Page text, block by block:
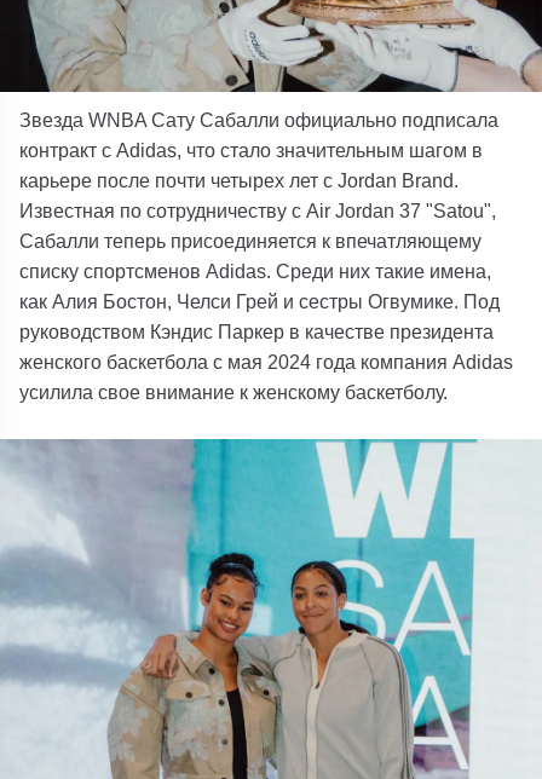
Звезда WNBA Сату Сабалли официально подписала
контракт с Adidas, что стало значительным шагом в
карьере после почти четырех лет с Jordan Brand.
Известная по сотрудничеству с Air Jordan 37 "Satou",
Сабалли теперь присоединяется к впечатляющему
списку спортсменов Adidas. Среди них такие имена,
как Алия Бостон, Челси Грей и сестры Огвумике. Под
руководством Кэндис Паркер в качестве президента
женского баскетбола с мая 2024 года компания Adidas
усилила свое внимание к женскому баскетболу.